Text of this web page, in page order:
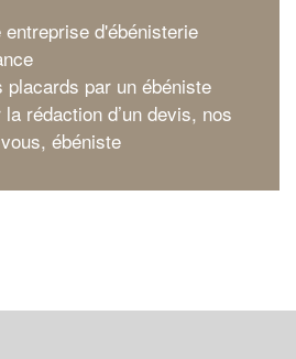
d'ébénisterie
placards par un ébéniste
rédaction d’un devis, nos
ébéniste